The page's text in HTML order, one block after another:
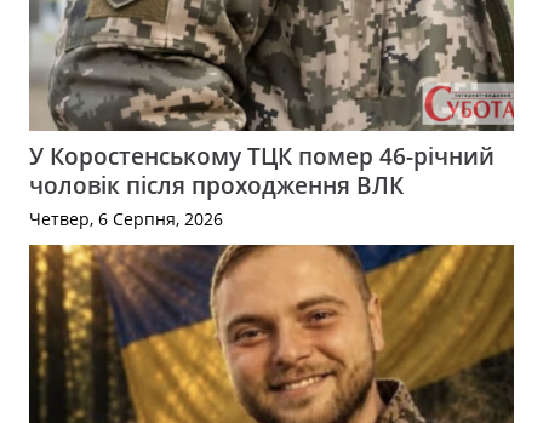
У Коростенському ТЦК помер 46-річний
чоловік після проходження ВЛК
Четвер, 6 Серпня, 2026